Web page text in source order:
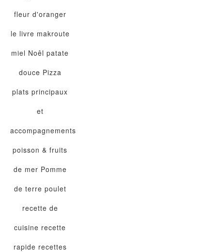
fleur d'oranger
le livre makroute
miel Noêl patate
douce Pizza
plats principaux
et
accompagnements
poisson & fruits
de mer Pomme
de terre poulet
recette de
cuisine recette
rapide recettes